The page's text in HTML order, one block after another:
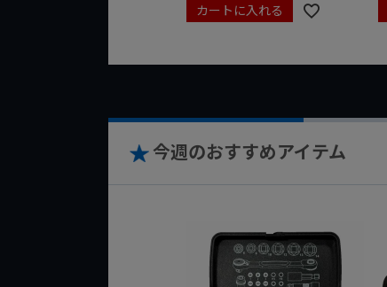
カートに入れる
今週のおすすめアイテム